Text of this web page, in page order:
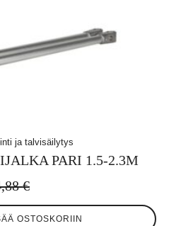
ja talvisäilytys
PARI 1.5-2.3M
€
OSTOSKORIIN